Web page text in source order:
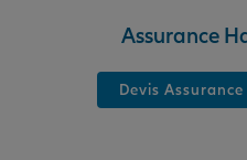
Assurance
Devis